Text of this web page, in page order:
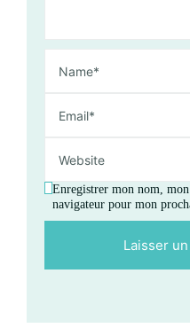
Enregistrer mon nom,
navigateur pour mon